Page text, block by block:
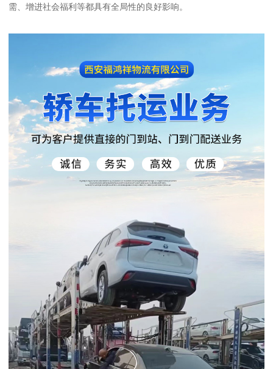
需、增进社会福利等都具有全局性的良好影响。